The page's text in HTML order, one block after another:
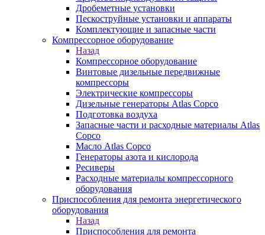
Дробеметные установки
Пескоструйные установки и аппараты
Комплектующие и запасные части
Компрессорное оборудование
Назад
Компрессорное оборудование
Винтовые дизельные передвижные
компрессоры
Электрические компрессоры
Дизельные генераторы Atlas Copco
Подготовка воздуха
Запасные части и расходные материалы Atlas
Copco
Масло Atlas Copco
Генераторы азота и кислорода
Ресиверы
Расходные материалы компрессорного
оборудования
Приспособления для ремонта энергетического
оборудования
Назад
Приспособления для ремонта